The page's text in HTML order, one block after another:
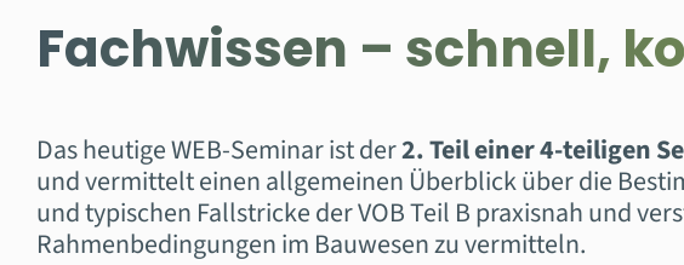
Fachwissen – schnell,
Das heutige WEB-Seminar ist der2. Teil einer 4-teiligen
und vermittelt einen allgemeinen Überblick über die
und typischen Fallstricke der VOB Teil B praxisnah und
Rahmenbedingungen im Bauwesen zu vermitteln.